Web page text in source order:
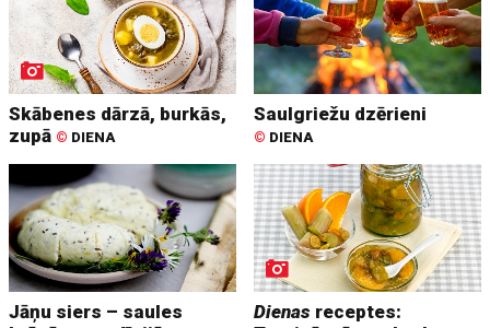
Skābenes dārzā, burkās,
zupā © DIENA
Saulgriežu dzērieni
© DIENA
Jāņu siers – saules
Dienas receptes: